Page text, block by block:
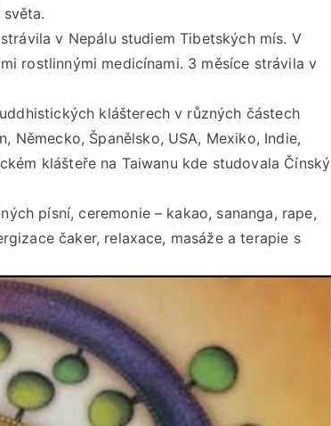
v Nepálu studiem Tibetských mís. V
rostlinnými medicínami. 3 měsíce strávila v
klášterech v různých částech
Německo, Španělsko, USA, Mexiko, Indie,
klášteře na Taiwanu kde studovala Čínský
písní, ceremonie – kakao, sananga, rape,
čaker, relaxace, masáže a terapie s